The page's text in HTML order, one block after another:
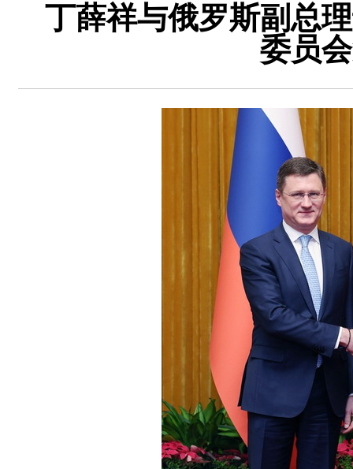
丁薛祥与俄罗斯副总
委员